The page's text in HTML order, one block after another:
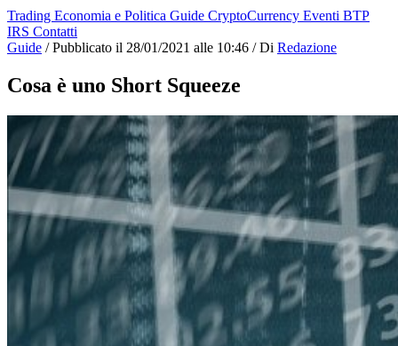
Trading Economia e Politica Guide CryptoCurrency Eventi BTP
IRS Contatti
Guide / Pubblicato il 28/01/2021 alle 10:46 / Di Redazione
Cosa è uno Short Squeeze